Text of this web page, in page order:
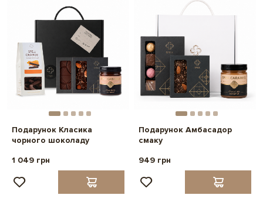
Подарунок Класика
чорного шоколаду
1 049 грн
Подарунок Амбасадор
смаку
949 грн